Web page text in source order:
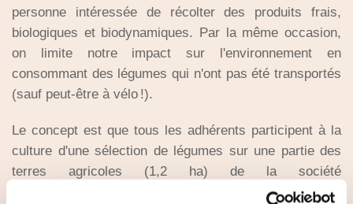
personne intéressée de récolter des produits frais,
biologiques et biodynamiques. Par la même occasion,
on limite notre impact sur l'environnement en
consommant des légumes qui n'ont pas été transportés
(sauf peut-être à vélo !).
Le concept est que tous les adhérents participent à la
culture d'une sélection de légumes sur une partie des
terres agricoles (1,2 ha) de la société
coopérative. Vous payez un montant pour adhérer au